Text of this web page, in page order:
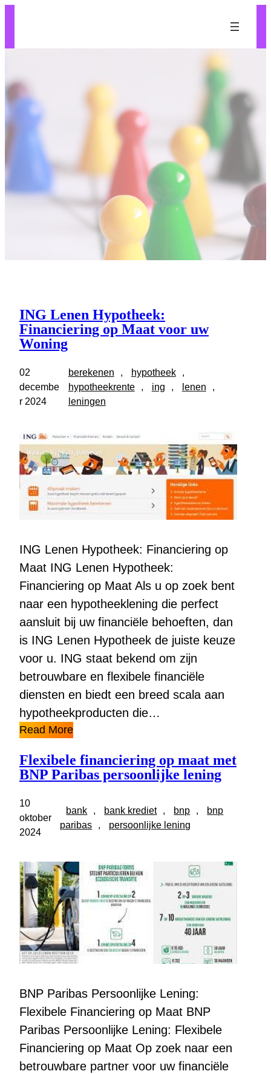
ING Lenen Hypotheek:
Financiering op Maat voor uw
Woning
02
decembe
r 2024
berekenen , hypotheek
hypotheekrente
, ing , lenen
leningen
ING Lenen Hypotheek: Financiering op
Maat ING Lenen Hypotheek:
Financiering op Maat Als u op zoek bent
naar een hypotheeklening die perfect
aansluit bij uw financiële behoeften, dan
is ING Lenen Hypotheek de juiste keuze
voor u. ING staat bekend om zijn
betrouwbare en flexibele financiële
diensten en biedt een breed scala aan
hypotheekproducten die…
Read More
Flexibele financiering op maat met
BNP Paribas persoonlijke lening
10
oktober
2024
bank , bank krediet , bnp ,
bnp
paribas
, persoonlijke lening
BNP Paribas Persoonlijke Lening:
Flexibele Financiering op Maat BNP
Paribas Persoonlijke Lening: Flexibele
Financiering op Maat Op zoek naar een
betrouwbare partner voor uw financiële